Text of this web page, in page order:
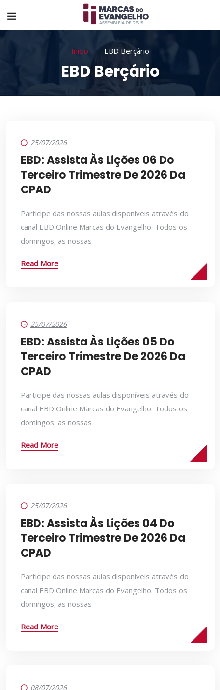
Início EBD Berçário
EBD Berçário
25/07/2026
EBD: Assista Às Lições 06 Do
Terceiro Trimestre De 2026 Da
CPAD
Participe das nossas aulas disponíveis através do
canal EBD Online Marcas do Evangelho. Todos os
domingos, as nossas
Read More
25/07/2026
EBD: Assista Às Lições 05 Do
Terceiro Trimestre De 2026 Da
CPAD
Participe das nossas aulas disponíveis através do
canal EBD Online Marcas do Evangelho. Todos os
domingos, as nossas
Read More
25/07/2026
EBD: Assista Às Lições 04 Do
Terceiro Trimestre De 2026 Da
CPAD
Participe das nossas aulas disponíveis através do
canal EBD Online Marcas do Evangelho. Todos os
domingos, as nossas
Read More
08/07/2026